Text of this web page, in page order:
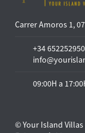
Carrer Amoros 1,
+34 652252950
09:00H a
© Your Island Villas